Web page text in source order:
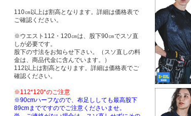
110㎝以上は割高となります。詳細は価格表で
ご確認ください。
※ウエスト112・120㎝は、股下90㎝でスソ直
しが必要です。
股下の寸法をお知らせ下さい。（スソ直しの料
金は、商品代金に含んでいます。）
112以上は割高となります。詳細は価格表でご
確認ください。
※112*120*のご注意
※90cmハーフなので、布足ししても最高股下
89cmまでですのでご注意くださいませ。